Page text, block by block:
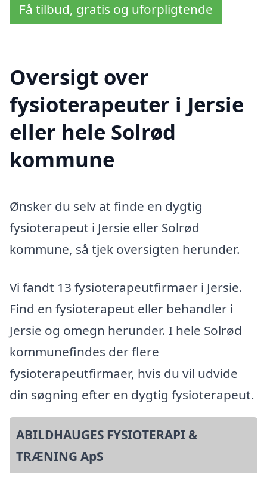
Få tilbud, gratis og uforpligtende
Oversigt over
fysioterapeuter i Jersie
eller hele Solrød
kommune
Ønsker du selv at finde en dygtig
fysioterapeut i Jersie eller Solrød
kommune, så tjek oversigten herunder.
Vi fandt 13 fysioterapeutfirmaer i Jersie.
Find en fysioterapeut eller behandler i
Jersie og omegn herunder. I hele Solrød
kommunefindes der flere
fysioterapeutfirmaer, hvis du vil udvide
din søgning efter en dygtig fysioterapeut.
ABILDHAUGES FYSIOTERAPI &
TRÆNING ApS